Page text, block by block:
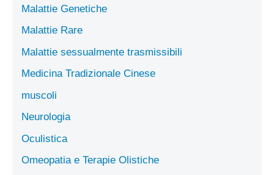
Malattie Genetiche
Malattie Rare
Malattie sessualmente trasmissibili
Medicina Tradizionale Cinese
muscoli
Neurologia
Oculistica
Omeopatia e Terapie Olistiche